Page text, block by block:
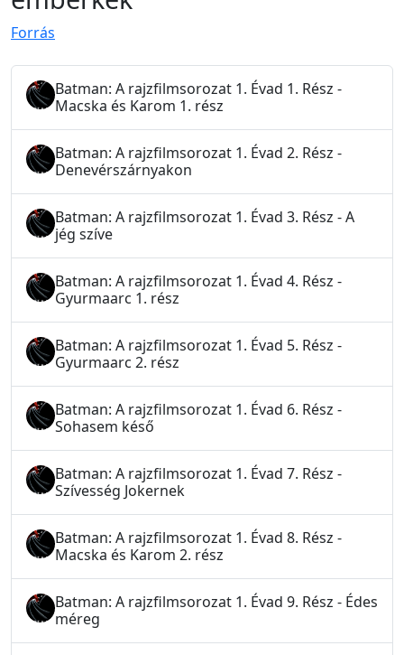
Forrás
Batman: A rajzfilmsorozat 1. Évad 1. Rész -
Macska és Karom 1. rész
Batman: A rajzfilmsorozat 1. Évad 2. Rész -
Denevérszárnyakon
Batman: A rajzfilmsorozat 1. Évad 3. Rész - A
jég szíve
Batman: A rajzfilmsorozat 1. Évad 4. Rész -
Gyurmaarc 1. rész
Batman: A rajzfilmsorozat 1. Évad 5. Rész -
Gyurmaarc 2. rész
Batman: A rajzfilmsorozat 1. Évad 6. Rész -
Sohasem késő
Batman: A rajzfilmsorozat 1. Évad 7. Rész -
Szívesség Jokernek
Batman: A rajzfilmsorozat 1. Évad 8. Rész -
Macska és Karom 2. rész
Batman: A rajzfilmsorozat 1. Évad 9. Rész - Édes
méreg